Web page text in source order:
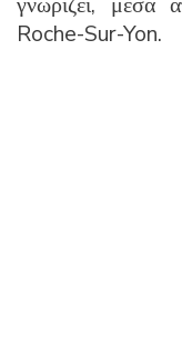
Roche-Sur-Yon.